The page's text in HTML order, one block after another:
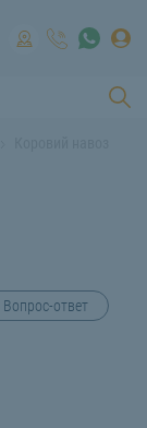
Вопрос-ответ